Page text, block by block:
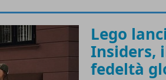
Lego
Insiders,
fedeltà